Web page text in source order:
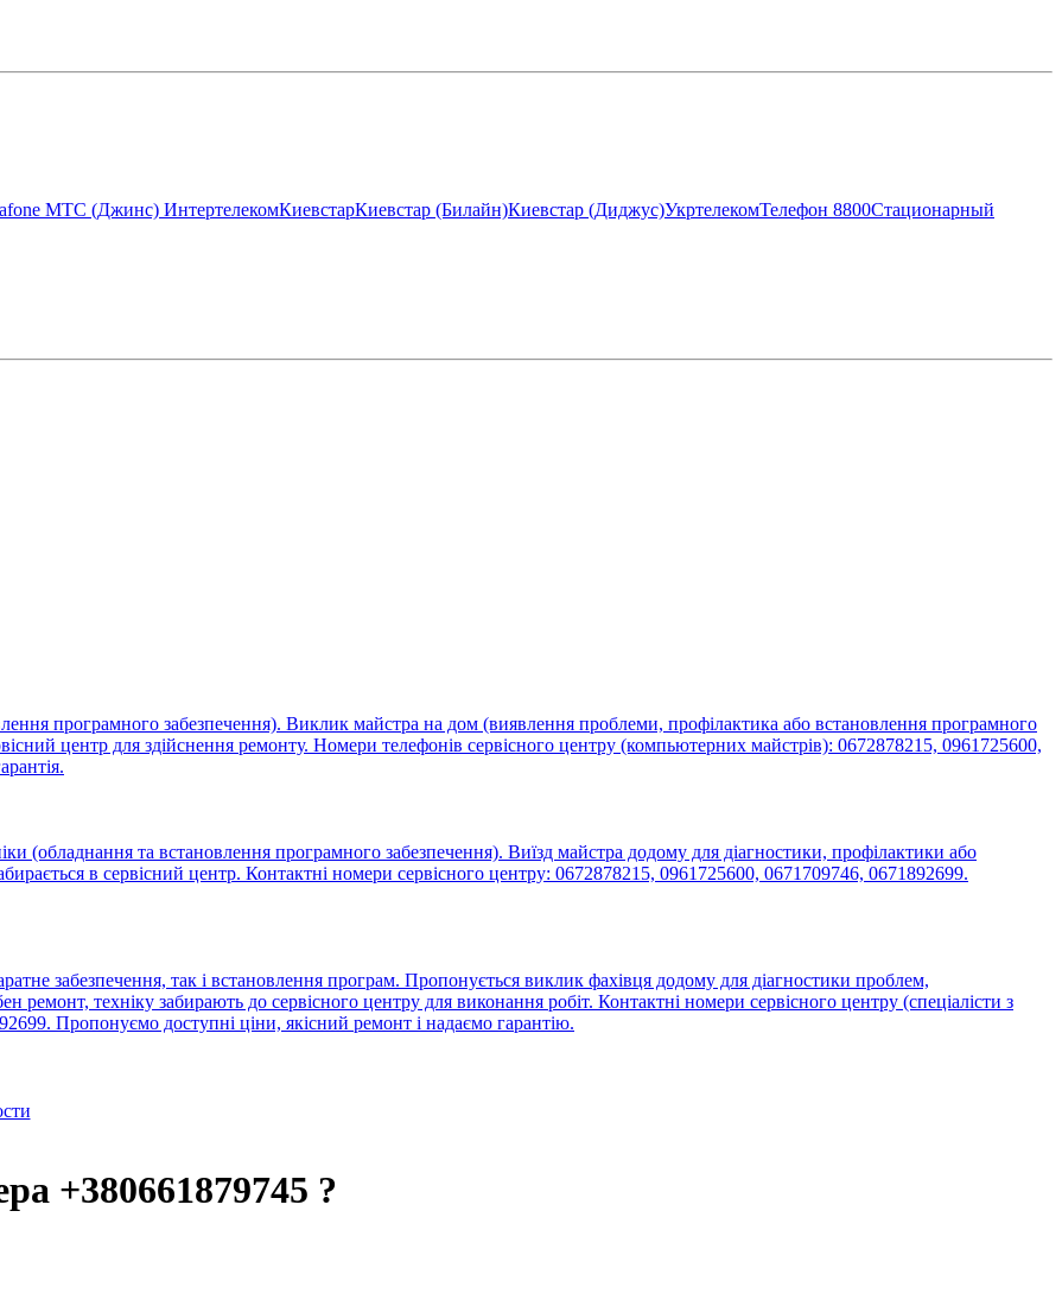
МТС (Джинс) ИнтертелекомКиевстарКиевстар (Билайн)Киевстар (Диджус)УкртелекомТелефон 8800Стационарный
програмного забезпечення). Виклик майстра на дом (виявлення проблеми, профілактика або встановлення програмного
центр для здійснення ремонту. Номери телефонів сервісного центру (компьютерних майстрів): 0672878215, 0961725600,
(обладнання та встановлення програмного забезпечення). Виїзд майстра додому для діагностики, профілактики або
в сервісний центр. Контактні номери сервісного центру: 0672878215, 0961725600, 0671709746, 0671892699.
забезпечення, так і встановлення програм. Пропонується виклик фахівця додому для діагностики проблем,
ремонт, техніку забирають до сервісного центру для виконання робіт. Контактні номери сервісного центру (спеціалісти з
Пропонуємо доступні ціни, якісний ремонт і надаємо гарантію.
+380661879745 ?